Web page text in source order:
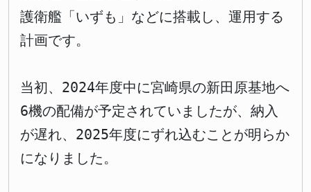
護衛艦「いずも」などに搭載し、運用する
計画です。
当初、2024年度中に宮崎県の新田原基地へ
6機の配備が予定されていましたが、納入
が遅れ、2025年度にずれ込むことが明らか
になりました。